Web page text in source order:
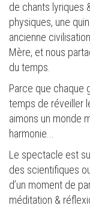
de chants lyriques
physiques, une
ancienne
Mère, et nous
du temps.
Parce que chaque
temps de réveiller
aimons un monde
harmonie...
Le spectacle est
des scientifiques
d’un moment de
méditation &